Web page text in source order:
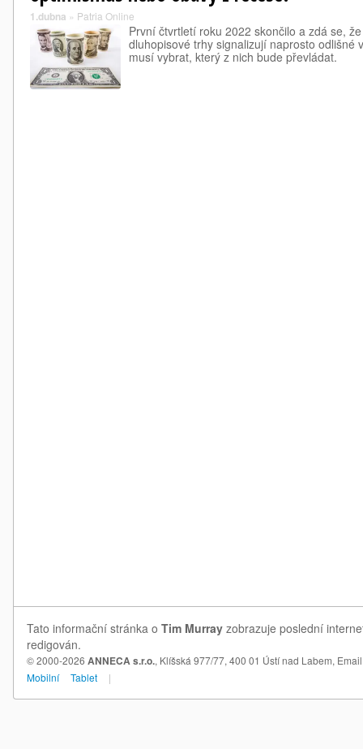
1.dubna » Patria Online
První čtvrtletí roku 2022 skončilo a zdá se,
dluhopisové trhy signalizují naprosto odlišné
musí vybrat, který z nich bude převládat.
Tato informační stránka o Tim Murray zobrazuje poslední
redigován.
© 2000-2026 ANNECA s.r.o., Klíšská 977/77, 400 01 Ústí nad Labem,
Mobilní
Tablet |